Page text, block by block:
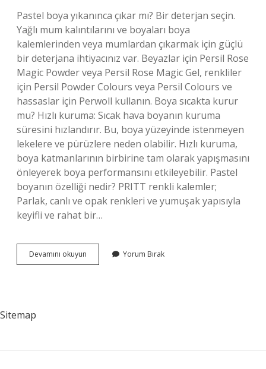
Pastel boya yıkanınca çıkar mı? Bir deterjan seçin.
Yağlı mum kalıntılarını ve boyaları boya
kalemlerinden veya mumlardan çıkarmak için güçlü
bir deterjana ihtiyacınız var. Beyazlar için Persil Rose
Magic Powder veya Persil Rose Magic Gel, renkliler
için Persil Powder Colours veya Persil Colours ve
hassaslar için Perwoll kullanın. Boya sıcakta kurur
mu? Hızlı kuruma: Sıcak hava boyanın kuruma
süresini hızlandırır. Bu, boya yüzeyinde istenmeyen
lekelere ve pürüzlere neden olabilir. Hızlı kuruma,
boya katmanlarının birbirine tam olarak yapışmasını
önleyerek boya performansını etkileyebilir. Pastel
boyanın özelliği nedir? PRITT renkli kalemler;
Parlak, canlı ve opak renkleri ve yumuşak yapısıyla
keyifli ve rahat bir…
Devamını okuyun
Boya
Yorum Bırak
Sitemap